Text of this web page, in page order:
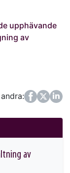
upphävande
av
Twitter
LinkedIn
av